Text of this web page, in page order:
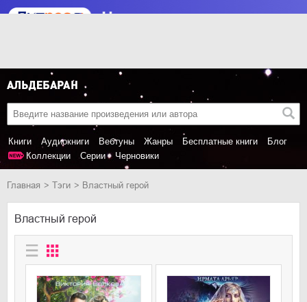
Книги Аудиокниги Вебтуны Жанры Бесплатные книги
Блог
Коллекции
Серии Черновики
Главная Тэги Властный герой
Властный герой